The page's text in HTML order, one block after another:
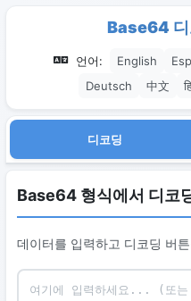
Base64 디
언어: English
Deutsch
中文
디코딩
Base64 형식에서 디코
데이터를 입력하고 디코딩 버